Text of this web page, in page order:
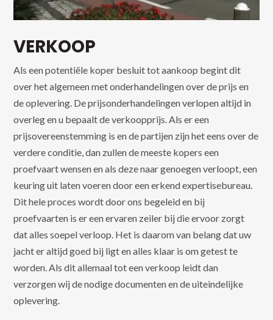
VERKOOP
Als een potentiële koper besluit tot aankoop begint dit
over het algemeen met onderhandelingen over de prijs en
de oplevering. De prijsonderhandelingen verlopen altijd in
overleg en u bepaalt de verkoopprijs. Als er een
prijsovereenstemming is en de partijen zijn het eens over de
verdere conditie, dan zullen de meeste kopers een
proefvaart wensen en als deze naar genoegen verloopt, een
keuring uit laten voeren door een erkend expertisebureau.
Dit hele proces wordt door ons begeleid en bij
proefvaarten is er een ervaren zeiler bij die ervoor zorgt
dat alles soepel verloop. Het is daarom van belang dat uw
jacht er altijd goed bij ligt en alles klaar is om getest te
worden. Als dit allemaal tot een verkoop leidt dan
verzorgen wij de nodige documenten en de uiteindelijke
oplevering.